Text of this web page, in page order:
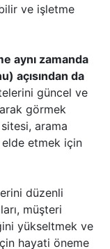
ve işletme
aynı zamanda
açısından da
güncel ve
görmek
arama
elde etmek için
düzenli
müşteri
yükseltmek ve
hayati öneme